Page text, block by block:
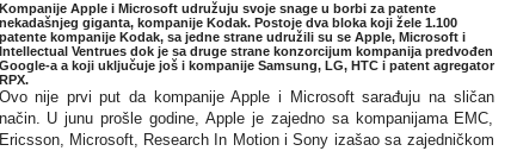
Kompanije Apple i Microsoft udružuju svoje snage u borbi za patente
nekadašnjeg giganta, kompanije Kodak. Postoje dva bloka koji žele 1.100
patente kompanije Kodak, sa jedne strane udružili su se Apple, Microsoft i
Intellectual Ventrues dok je sa druge strane konzorcijum kompanija predvođen
Google-a a koji uključuje još i kompanije Samsung, LG, HTC i patent agregator
RPX.
Ovo nije prvi put da kompanije Apple i Microsoft sarađuju na sličan
način. U junu prošle godine, Apple je zajedno sa kompanijama EMC,
Ericsson, Microsoft, Research In Motion i Sony izašao sa zajedničkom